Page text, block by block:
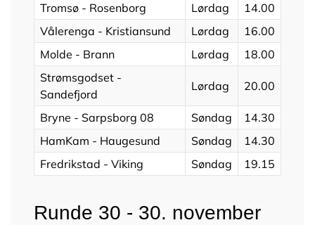
Tromsø - Rosenborg
Lørdag
14.00
Vålerenga - Kristiansund
Lørdag
16.00
Molde - Brann
Lørdag
18.00
Strømsgodset -
Sandefjord
Lørdag 20.00
Bryne - Sarpsborg 08 Søndag
14.30
HamKam - Haugesund
Søndag
14.30
Fredrikstad - Viking
Søndag 19.15
Runde 30 - 30. november